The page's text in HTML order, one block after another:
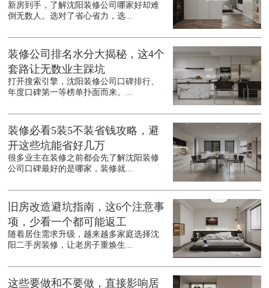
新房到手，了解沈阳装修公司哪家好却难
倒无数人。选对了省心省力，选...
装修公司排名水分大揭秘，这4个
套路让无数业主踩坑
打开搜索引擎，沈阳装修公司口碑排行、
年度口碑第一等榜单扑面而来。...
装修必看5装5不装省钱攻略，避
开这些坑能省好几万
很多业主在装修之前都会先了解沈阳装修
公司口碑最好的是哪家，装修就...
旧房改造避坑指南，这6个注意事
项，少看一个都可能返工
随着居住需求升级，越来越多家庭选择沈
阳二手房装修，让老房子重焕生...
这些要做和不要做，直接影响居